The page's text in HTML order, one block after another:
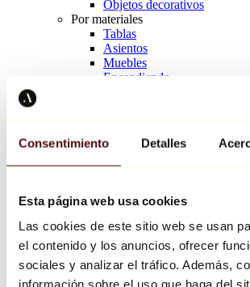
Consentimiento Detalles
Esta página web usa cookies
Las cookies de este sitio web se usan
el contenido y los anuncios, ofrecer
sociales y analizar el tráfico. Además,
información sobre el uso que haga del
Objetos decorativos
Por materiales
Tablas
Asientos
Muebles
Encendiendo
Richard Orlinski
Keith Haring
Jeff Koons
Jean-Michel Basquiat
Todos los diseñadores
Obra de la semana